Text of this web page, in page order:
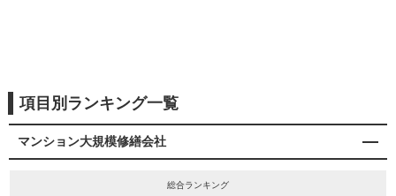
項目別ランキング一覧
マンション大規模修繕会社
総合ランキング